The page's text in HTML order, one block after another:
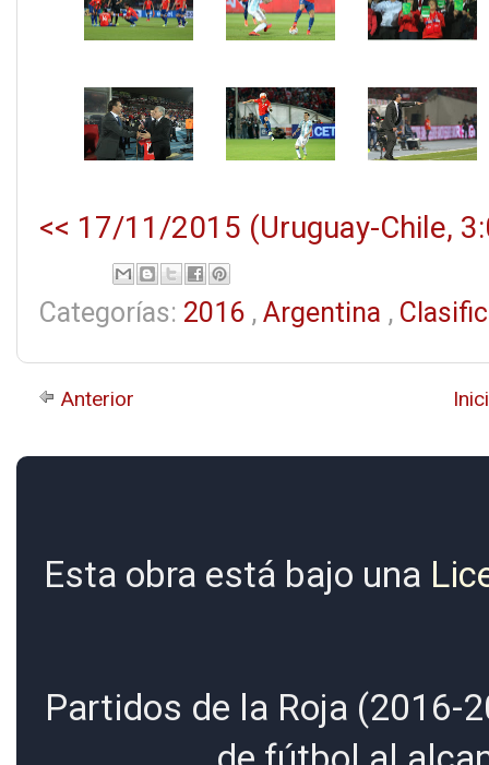
<< 17/11/2015 (Uruguay-Chile,
Categorías: 2016 , Argentina ,
Anterior
Esta obra está bajo una
Partidos de la Roja (2016-